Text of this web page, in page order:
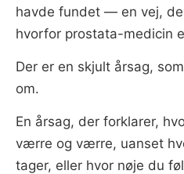
havde fundet — en vej,
hvorfor prostata-medicin
Der er en skjult årsag,
om.
En årsag, der forklarer,
værre og værre, uanset
tager, eller hvor nøje du